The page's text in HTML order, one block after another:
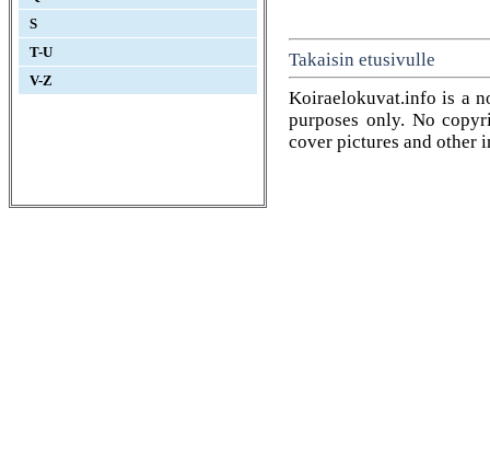
S
T-U
V-Z
Takaisin etusivulle
Koiraelokuvat.info is a
purposes only. No
cover pictures and other